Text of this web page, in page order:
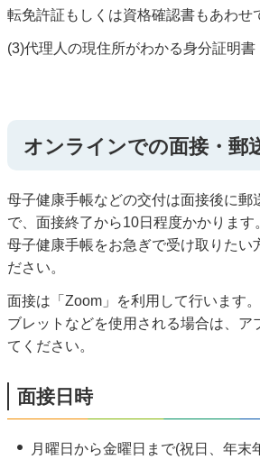
転免許証もしくは資格確認書もあわせ
(3)代理人の現住所がわかる身分証明書
オンラインでの面接・郵
母子健康手帳などの交付は面接後に郵
で、面接終了から10日程度かかります
母子健康手帳をお急ぎで受け取りたい
ださい。
面接は「Zoom」を利用して行います
ブレットなどを使用される場合は、ア
てください。
面接日時
月曜日から金曜日まで(祝日、年末